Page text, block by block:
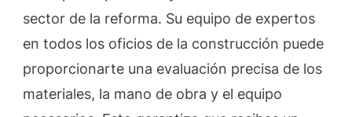
sector de la reforma. Su equipo de expertos
en todos los oficios de la construcción puede
proporcionarte una evaluación precisa de los
materiales, la mano de obra y el equipo